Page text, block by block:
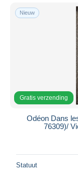
Nieuw
Gratis verzending
Odéon Dans
76309)/
Statuut